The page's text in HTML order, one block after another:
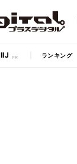
IIJ ランキング